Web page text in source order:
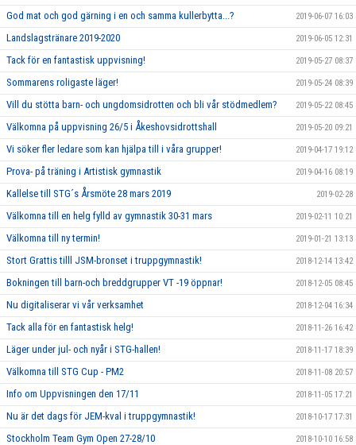
God mat och god gärning i en och samma kullerbytta...? 2019-06-07 16:03
Landslagstränare 2019-2020 2019-06-05 12:31
Tack för en fantastisk uppvisning! 2019-05-27 08:37
Sommarens roligaste läger! 2019-05-24 08:39
Vill du stötta barn- och ungdomsidrotten och bli vår stödmedlem? 2019-05-22 08:45
Välkomna på uppvisning 26/5 i Åkeshovsidrottshall 2019-05-20 09:21
Vi söker fler ledare som kan hjälpa till i våra grupper! 2019-04-17 19:12
Prova- på träning i Artistisk gymnastik 2019-04-16 08:19
Kallelse till STG´s Årsmöte 28 mars 2019 2019-02-28
Välkomna till en helg fylld av gymnastik 30-31 mars 2019-02-11 10:21
Välkomna till ny termin! 2019-01-21 13:13
Stort Grattis tilll JSM-bronset i truppgymnastik! 2018-12-14 13:42
Bokningen till barn-och breddgrupper VT -19 öppnar! 2018-12-05 08:45
Nu digitaliserar vi vår verksamhet 2018-12-04 16:34
Tack alla för en fantastisk helg! 2018-11-26 16:42
Läger under jul- och nyår i STG-hallen! 2018-11-17 18:39
Välkomna till STG Cup - PM2 2018-11-08 20:57
Info om Uppvisningen den 17/11 2018-11-05 17:21
Nu är det dags för JEM-kval i truppgymnastik! 2018-10-17 17:31
Stockholm Team Gym Open 27-28/10 2018-10-10 16:58